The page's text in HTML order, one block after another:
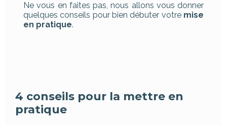
Ne vous en faites pas, nous allons vous donner
quelques conseils pour bien débuter votre mise
en pratique.
4 conseils pour la mettre en
pratique